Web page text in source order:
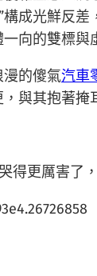
成光鮮反
一向的雙標與
漫的傻氣汽車
與其抱著
得更厲害了